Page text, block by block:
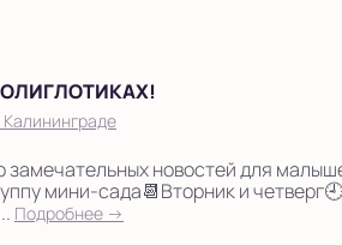
замечательных новостей для
мини-сада📆Вторник и
Подробнее →